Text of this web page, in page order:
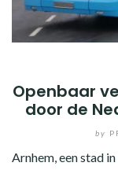
Openbaar
door de
by
Arnhem, een stad